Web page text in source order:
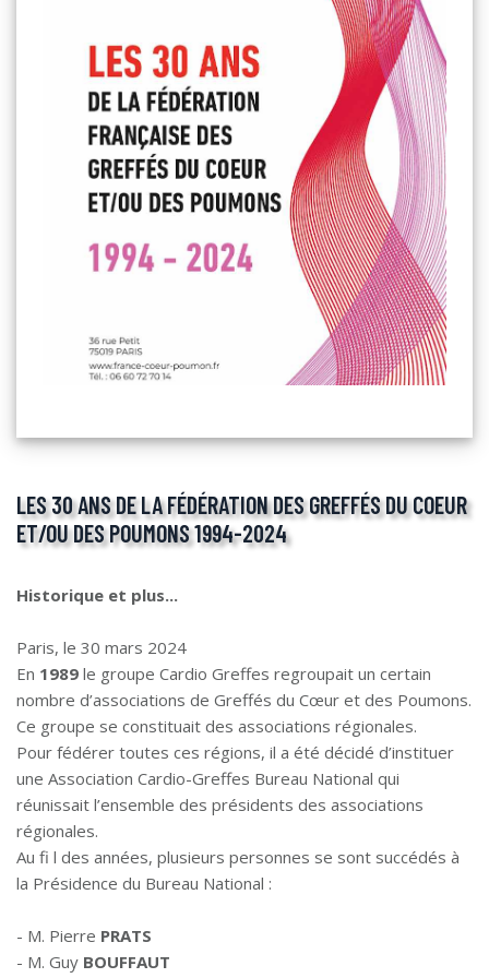
LES 30 ANS DE LA FÉDÉRATION DES GREFFÉS DU COEUR
ET/OU DES POUMONS 1994-2024
Historique et plus...
Paris, le 30 mars 2024
En 1989 le groupe Cardio Greffes regroupait un certain
nombre d’associations de Greffés du Cœur et des Poumons.
Ce groupe se constituait des associations régionales.
Pour fédérer toutes ces régions, il a été décidé d’instituer
une Association Cardio-Greffes Bureau National qui
réunissait l’ensemble des présidents des associations
régionales.
Au fi l des années, plusieurs personnes se sont succédés à
la Présidence du Bureau National :
- M. Pierre PRATS
- M. Guy BOUFFAUT